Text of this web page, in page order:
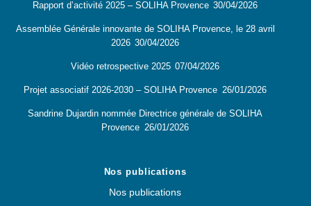
Rapport d’activité 2025 – SOLIHA Provence 30/04/2026
Assemblée Générale innovante de SOLIHA Provence, le 28 avril
2026 30/04/2026
Vidéo retrospective 2025 07/04/2026
Projet associatif 2026-2030 – SOLIHA Provence 26/01/2026
Sandrine Dujardin nommée Directrice générale de SOLIHA
Provence 26/01/2026
Nos publications
Nos publications